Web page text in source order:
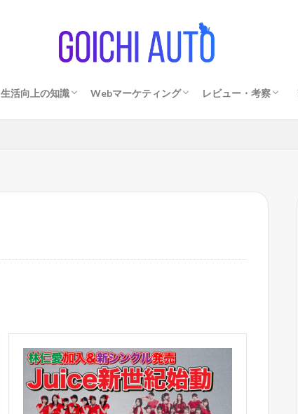
生活向上の知識
外見を磨く方法
節約・資産形成の方法
セール・キャンペーン情報
Webマーケティング
アクセスアップ・SEO
ブログ運用術
デザイン
レビュー・考察
商品レビュー
アイドル
観劇
美術館・展示会
ファッション・時計
グルメ